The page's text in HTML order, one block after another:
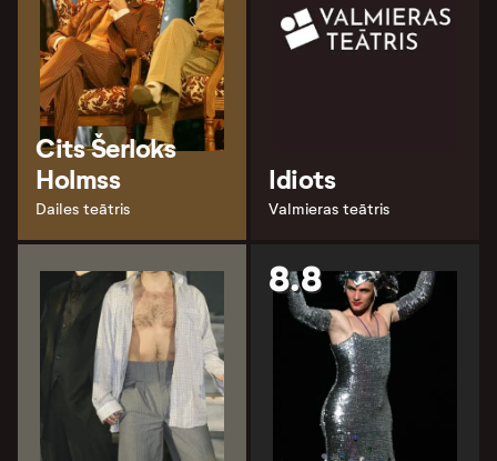
Cits Šerloks
Holmss
Dailes teātris
Idiots
Valmieras teātris
8.8